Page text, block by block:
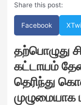
Share this post:
Facebook X
தற்பொழுது
கட்டாயம்
தெரிந்து
முழுமையாக